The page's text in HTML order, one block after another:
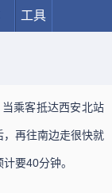
工具
乘客抵达西安北站
再往南边走很快就
要40分钟。